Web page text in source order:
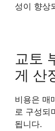
성이 향상
교토
게 산
비용은 매
로 구성되
됩니다.